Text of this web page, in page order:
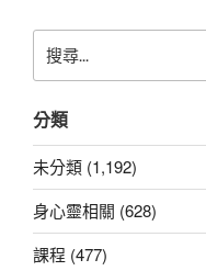
尋
鍵
字:
分類
未分類 (1,192)
身心靈相關 (628)
課程 (477)